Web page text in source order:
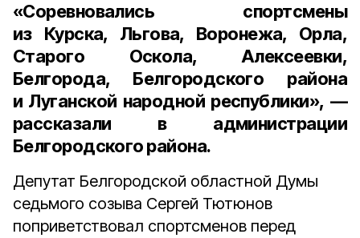
«Соревновались спортсмены
из Курска, Льгова, Воронежа, Орла,
Старого Оскола, Алексеевки,
Белгорода, Белгородского района
и Луганской народной республики», —
рассказали в администрации
Белгородского района.
Депутат Белгородской областной Думы
седьмого созыва Сергей Тютюнов
поприветствовал спортсменов перед